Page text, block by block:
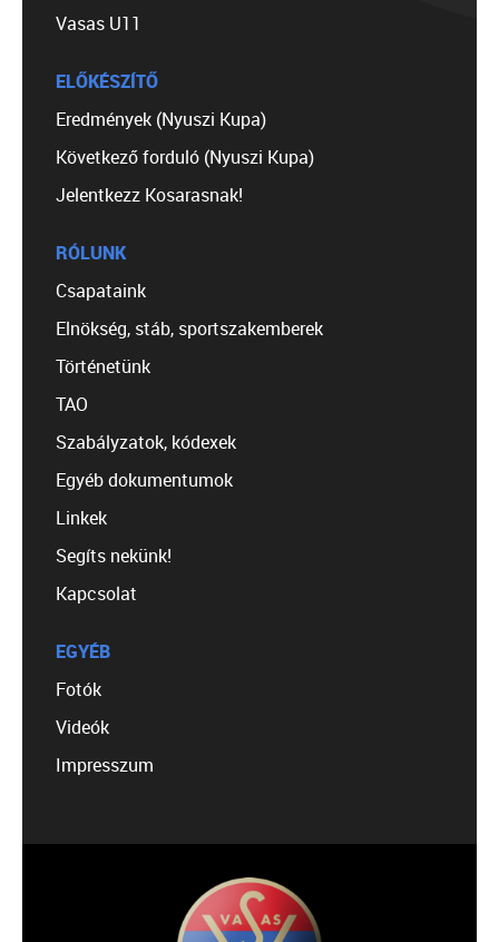
Vasas U11
ELŐKÉSZÍTŐ
Eredmények (Nyuszi Kupa)
Következő forduló (Nyuszi Kupa)
Jelentkezz Kosarasnak!
RÓLUNK
Csapataink
Elnökség, stáb, sportszakemberek
Történetünk
TAO
Szabályzatok, kódexek
Egyéb dokumentumok
Linkek
Segíts nekünk!
Kapcsolat
EGYÉB
Fotók
Videók
Impresszum